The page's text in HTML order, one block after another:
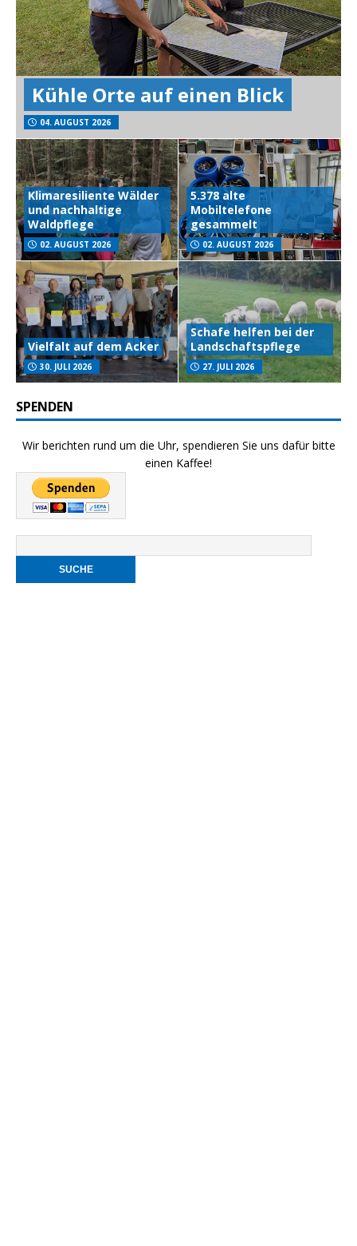
Kühle Orte auf einen Blick
04. AUGUST 2026
Klimaresiliente Wälder
und nachhaltige
Waldpflege
02. AUGUST 2026
5.378 alte
Mobiltelefone
gesammelt
02. AUGUST 2026
Vielfalt auf dem Acker
30. JULI 2026
Schafe helfen bei der
Landschaftspflege
27. JULI 2026
SPENDEN
Wir berichten rund um die Uhr, spendieren Sie uns dafür bitte
einen Kaffee!